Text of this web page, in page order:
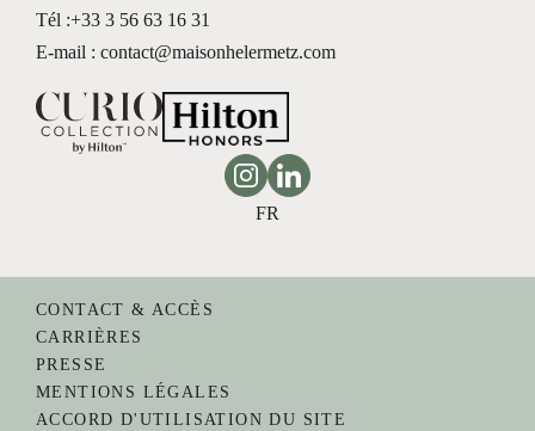
Tél :+33 3 56 63 16 31
E-mail : contact@maisonhelermetz.com
InstagramLinkedin
FR
CONTACT & ACCÈS
CARRIÈRES
PRESSE
MENTIONS LÉGALES
ACCORD D'UTILISATION DU SITE